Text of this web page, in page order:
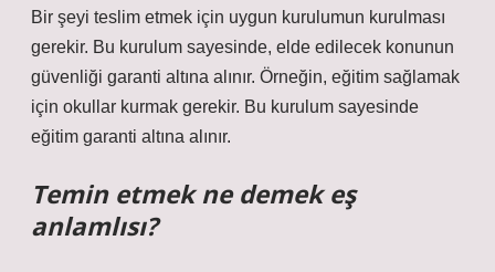
Bir şeyi teslim etmek için uygun kurulumun kurulması
gerekir. Bu kurulum sayesinde, elde edilecek konunun
güvenliği garanti altına alınır. Örneğin, eğitim sağlamak
için okullar kurmak gerekir. Bu kurulum sayesinde
eğitim garanti altına alınır.
Temin etmek ne demek eş
anlamlısı?